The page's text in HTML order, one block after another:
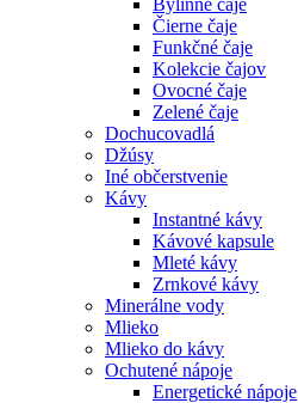
Bylinné čaje
Čierne čaje
Funkčné čaje
Kolekcie čajov
Ovocné čaje
Zelené čaje
Dochucovadlá
Džúsy
Iné občerstvenie
Kávy
Instantné kávy
Kávové kapsule
Mleté kávy
Zrnkové kávy
Minerálne vody
Mlieko
Mlieko do kávy
Ochutené nápoje
Energetické nápoje